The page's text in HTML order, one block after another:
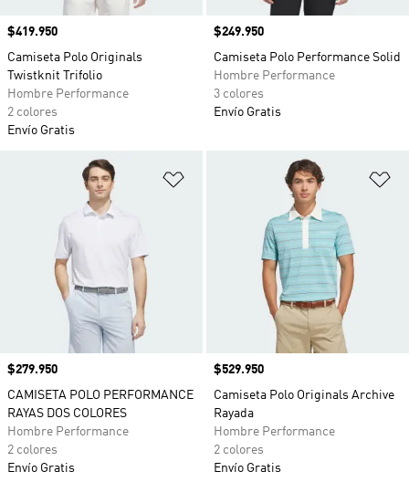
Precio
$419.950
Camiseta Polo Originals
Twistknit Trifolio
Hombre Performance
2 colores
Envío Gratis
Precio
$249.950
Camiseta Polo Performance Solid
Hombre Performance
3 colores
Envío Gratis
Añadir a la lista de deseos
Precio
$279.950
CAMISETA POLO PERFORMANCE
RAYAS DOS COLORES
Hombre Performance
2 colores
Envío Gratis
Precio
$529.950
Camiseta Polo Originals Archive
Rayada
Hombre Performance
2 colores
Envío Gratis